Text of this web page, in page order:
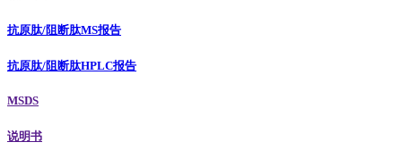
抗原肽/阻断肽MS报告
抗原肽/阻断肽HPLC报告
MSDS
说明书